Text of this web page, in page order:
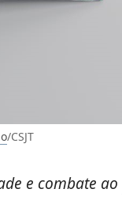
/CSJT
e combate ao